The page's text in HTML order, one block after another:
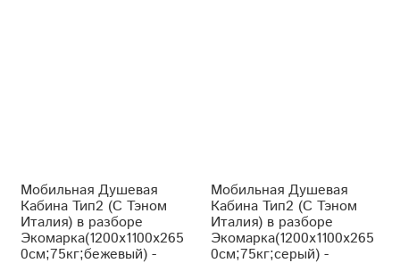
Мобильная Душевая
Кабина Тип2 (С Тэном
Италия) в разборе
Экомарка(1200x1100x265
0см;75кг;бежевый) -
Мобильная Душевая
Кабина Тип2 (С Тэном
Италия) в разборе
Экомарка(1200x1100x265
0см;75кг;серый) -